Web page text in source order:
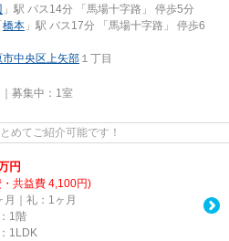
」駅 バス14分 「馬場十字路」 停歩5分
橋本 」駅 バス17分 「馬場十字路」 停歩6
市中央区 上矢部 １丁目
募集中： 1室
めてご紹介可能です！
円
共益費 4,100円)
月｜礼：1ヶ月
1階
1LDK